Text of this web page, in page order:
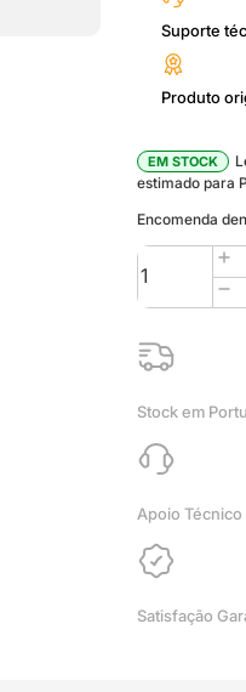
Suporte
Produto
EM STOCK
estimado para
Encomenda
Quantidade
de
PLA
Matte
1kg
Spool)
Ivory
White
-
Lab
Stock em
Apoio Técnico
Satisfação